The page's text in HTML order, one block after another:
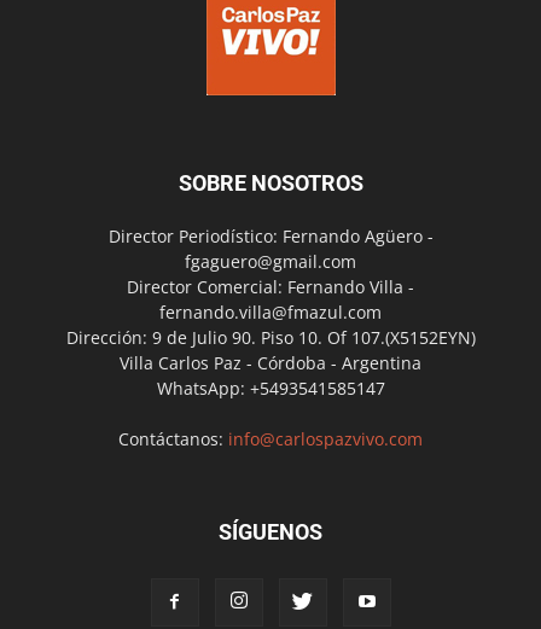
SOBRE NOSOTROS
Director Periodístico: Fernando Agüero -
fgaguero@gmail.com
Director Comercial: Fernando Villa -
fernando.villa@fmazul.com
Dirección: 9 de Julio 90. Piso 10. Of 107.(X5152EYN)
Villa Carlos Paz - Córdoba - Argentina
WhatsApp: +5493541585147
Contáctanos: info@carlospazvivo.com
SÍGUENOS